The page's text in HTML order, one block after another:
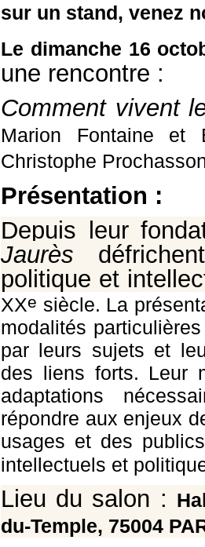
sur un stand, venez
Le dimanche 16
une rencontre :
Comment vivent
Marion Fontaine et
Christophe
Présentation :
Depuis leur
Jaurès
politique et
XXe siècle. La
modalités
par leurs sujets et
des liens forts. Leur
adaptations
répondre aux enjeux
usages et des
intellectuels et
Lieu du salon :
du-Temple, 75004